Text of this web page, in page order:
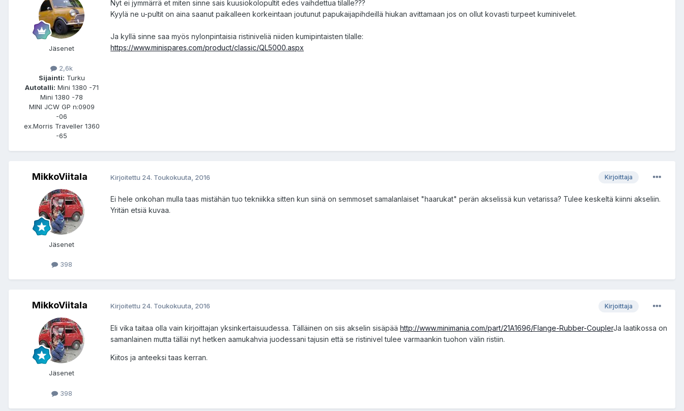
Jäsenet
2,6k
Sijainti: Turku
Autotalli: Mini 1380 -71
Mini 1380 -78
MINI JCW GP n:0909
-06
ex.Morris Traveller 1360
-65
Nyt ei jymmärrä et miten sinne sais kuusiokolopultit edes vaihdettua tilalle???
Kyylä ne u-pultit on aina saanut paikalleen korkeintaan joutunut papukaijapihdeillä hiukan avittamaan jos on ollut kovasti turpeet kuminivelet.
Ja kyllä sinne saa myös nylonpintaisia ristiniveliä niiden kumipintaisten tilalle:
https://www.minispares.com/product/classic/QL5000.aspx
MikkoViitala
Jäsenet
398
Kirjoittaja
Kirjoitettu 24. Toukokuuta, 2016
Ei hele onkohan mulla taas mistähän tuo tekniikka sitten kun siinä on semmoset samalanlaiset "haarukat" perän akselissä kun vetarissa? Tulee keskeltä kiinni akseliin.
Yritän etsiä kuvaa.
MikkoViitala
Jäsenet
398
Kirjoittaja
Kirjoitettu 24. Toukokuuta, 2016
Eli vika taitaa olla vain kirjoittajan yksinkertaisuudessa. Tälläinen on siis akselin sisäpää http://www.minimania.com/part/21A1696/Flange-Rubber-CouplerJa laatikossa on
samanlainen mutta tälläi nyt hetken aamukahvia juodessani tajusin että se ristinivel tulee varmaankin tuohon välin ristiin.
Kiitos ja anteeksi taas kerran.